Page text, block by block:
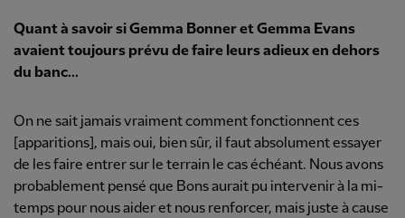
Quant à savoir si Gemma Bonner et Gemma Evans
avaient toujours prévu de faire leurs adieux en dehors
du banc...
On ne sait jamais vraiment comment fonctionnent ces
[apparitions], mais oui, bien sûr, il faut absolument essayer
de les faire entrer sur le terrain le cas échéant. Nous avons
probablement pensé que Bons aurait pu intervenir à la mi-
temps pour nous aider et nous renforcer, mais juste à cause